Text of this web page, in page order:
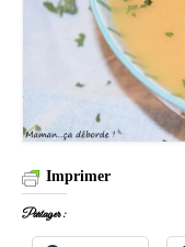
Imprimer
Partager :